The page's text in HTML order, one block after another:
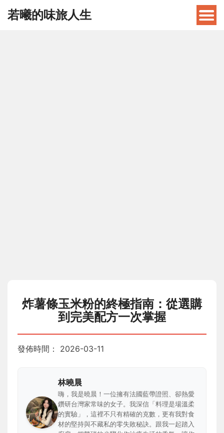
若曦的味旅人生
炸薯條玉米粉的終極指南：從選購
到完美配方一次掌握
發佈時間： 2026-03-11
林曉晨
嗨，我是曉晨！一位擁有法國藍帶證照、卻熱愛
鑽研台灣家常味的女子。我深信「料理是場溫柔
的實驗」，這裡不只有精確的克數，更有我對食
材的堅持與不藏私的零失敗秘訣。跟我一起踏入